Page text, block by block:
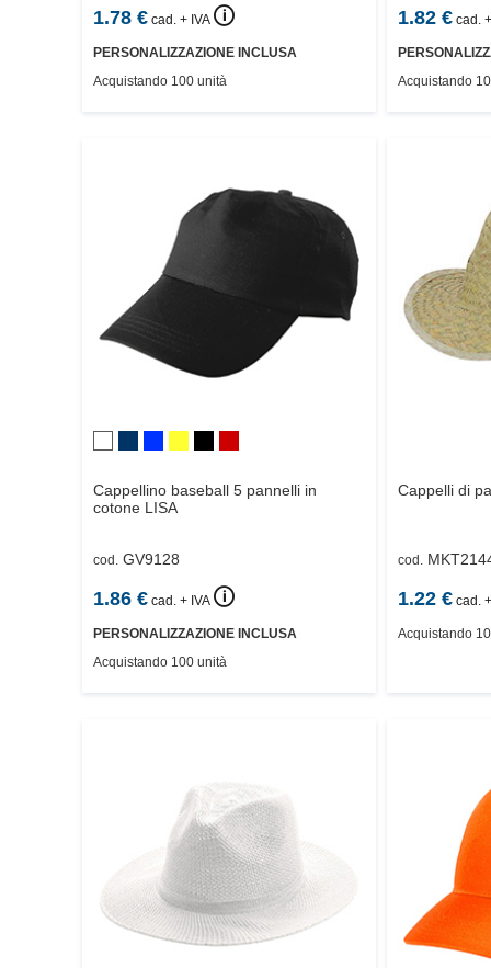
1.78 € cad. + IVA 🛈
PERSONALIZZAZIONE INCLUSA
Acquistando 100 unità
1.82€ cad.
Acquistando
Cappellino baseball 5 pannelli in
cotone LISA
cod. GV9128
1.86 € cad. + IVA 🛈
PERSONALIZZAZIONE INCLUSA
Acquistando 100 unità
Cappelli di
cod.
1.22€ cad.
Acquistando